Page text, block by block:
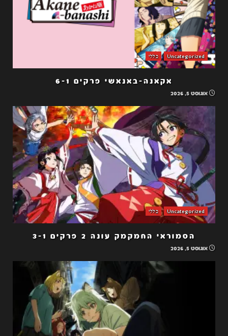
Uncategorized כללי
אקאנה-באנאשי פרקים 6-1
אוגוסט 5, 2026
Uncategorized כללי
הסמוראי החמקמק עונה 2 פרקים 3-1
אוגוסט 5, 2026